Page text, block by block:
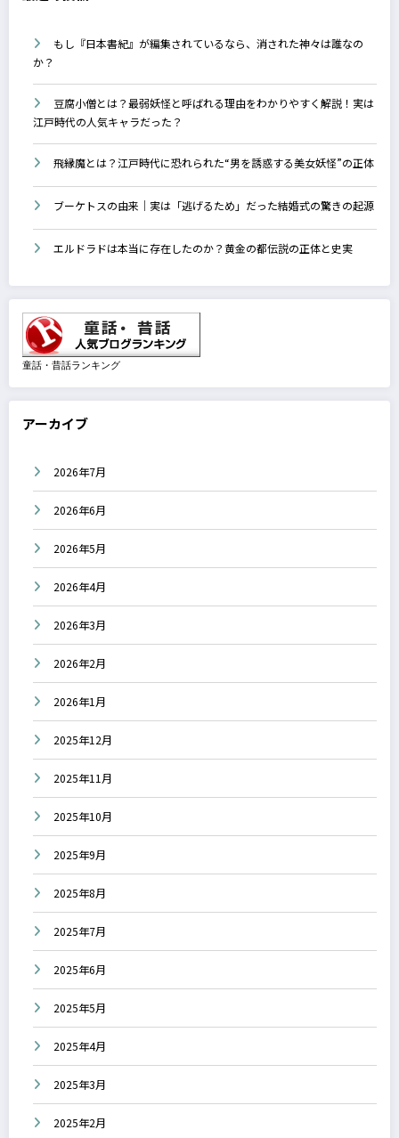
もし『日本書紀』が編集されているなら、消された神々は誰なの
か？
豆腐小僧とは？最弱妖怪と呼ばれる理由をわかりやすく解説！実は
江戸時代の人気キャラだった？
飛縁魔とは？江戸時代に恐れられた“男を誘惑する美女妖怪”の正体
ブーケトスの由来｜実は「逃げるため」だった結婚式の驚きの起源
エルドラドは本当に存在したのか？黄金の都伝説の正体と史実
童話・昔話ランキング
アーカイブ
2026年7月
2026年6月
2026年5月
2026年4月
2026年3月
2026年2月
2026年1月
2025年12月
2025年11月
2025年10月
2025年9月
2025年8月
2025年7月
2025年6月
2025年5月
2025年4月
2025年3月
2025年2月